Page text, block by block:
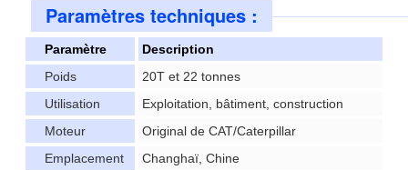
Paramètres techniques :
Paramètre
Description
Poids
20T et 22 tonnes
Utilisation
Exploitation, bâtiment, construction
Moteur
Original de CAT/Caterpillar
Emplacement
Changhaï, Chine